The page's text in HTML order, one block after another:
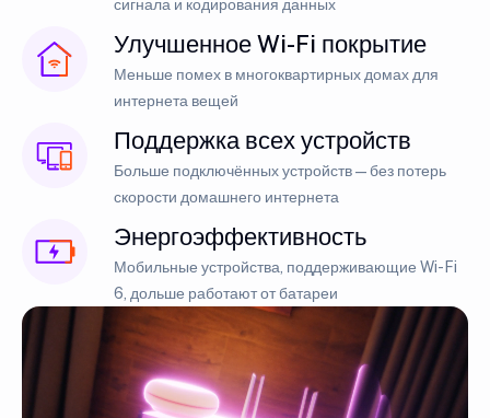
сигнала и кодирования данных
Улучшенное Wi-Fi покрытие
Меньше помех в многоквартирных домах для
интернета вещей
Поддержка всех устройств
Больше подключённых устройств — без потерь
скорости домашнего интернета
Энергоэффективность
Мобильные устройства, поддерживающие Wi-Fi
6, дольше работают от батареи